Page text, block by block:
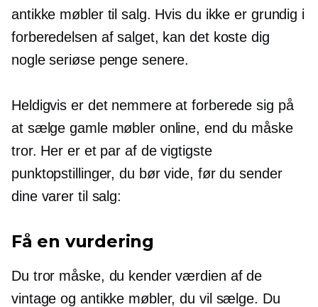
antikke møbler til salg. Hvis du ikke er grundig i
forberedelsen af ​​salget, kan det koste dig
nogle seriøse penge senere.
Heldigvis er det nemmere at forberede sig på
at sælge gamle møbler online, end du måske
tror. Her er et par af de vigtigste
punktopstillinger, du bør vide, før du sender
dine varer til salg:
Få en vurdering
Du tror måske, du kender værdien af ​​de
vintage og antikke møbler, du vil sælge. Du